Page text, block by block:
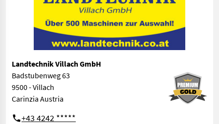
Landtechnik Villach GmbH
Badstubenweg 63
9500 - Villach
Carinzia Austria
+43 4242 *****